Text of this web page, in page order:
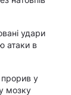
удари
атаки в
прорив у
мозку